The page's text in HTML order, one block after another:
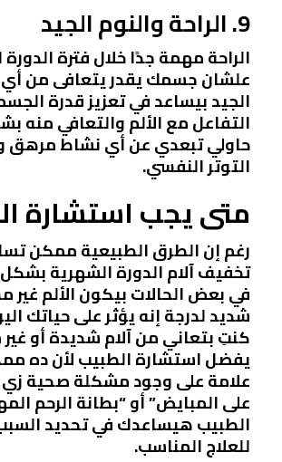
9. الراحة والنوم الجيد
الراحة مهمة جدًا خلال فترة
علشان جسمك يقدر يتعافى من أي
الجيد بيساعد في تعزيز قدرة
التفاعل مع الألم والتعافي منه
حاولي تبعدي عن أي نشاط مرهق
التوتر النفسي.
متى يجب استشارة
رغم إن الطرق الطبيعية ممكن
تخفيف آلام الدورة الشهرية بشكل
في بعض الحالات بيكون الألم غير
شديد لدرجة إنه يؤثر على حياتك
كنتِ بتعاني من آلام شديدة أو غير
يفضل استشارة الطبيب لأن ده
علامة على وجود مشكلة صحية
على المبايض” أو “بطانة الرحم
الطبيب هيساعدك في تحديد
للعلاج المناسب.